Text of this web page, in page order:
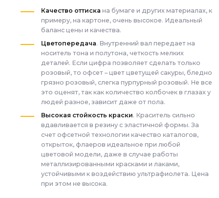
Качество оттиска на бумаге и других материалах, к
примеру, на картоне, очень высокое. Идеальный
баланс цены и качества.
Цветопередача. Внутренний вал передает на
носитель тона и полутона, четкость мелких
деталей. Если цифра позволяет сделать только
розовый, то офсет – цвет цветущей сакуры, бледно
грязно розовый, слегка пурпурный розовый. Не все
это оценят, так как количество колбочек в глазах у
людей разное, зависит даже от пола.
Высокая стойкость краски. Краситель сильно
вдавливается в резину с эластичной формы. За
счет офсетной технологии качество каталогов,
открыток, флаеров идеальное при любой
цветовой модели, даже в случае работы
металлизированными красками и лаками,
устойчивыми к воздействию ультрафиолета. Цена
при этом не высока.